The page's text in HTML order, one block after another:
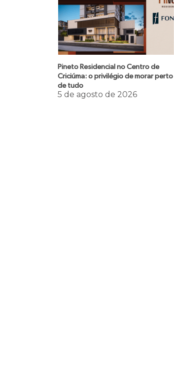
Pineto Residencial no Centro de
Criciúma: o privilégio de morar perto
de tudo
5 de agosto de 2026